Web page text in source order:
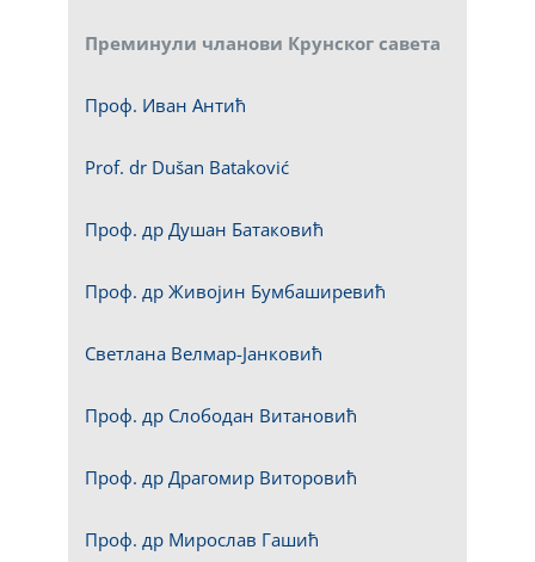
Преминули чланови Крунског савета
Проф. Иван Антић
Prof. dr Dušan Bataković
Проф. др Душан Батаковић
Проф. др Живојин Бумбаширевић
Светлана Велмар-Јанковић
Проф. др Слободан Витановић
Проф. др Драгомир Виторовић
Проф. др Мирослав Гашић